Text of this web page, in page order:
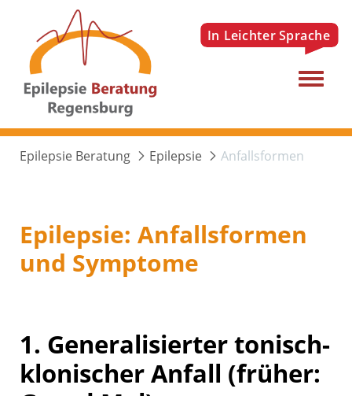
Menu
Epilepsie Beratung Epilepsie Anfallsformen
Epilepsie: Anfallsformen
und Symptome
1. Generalisierter tonisch-
klonischer Anfall (früher: